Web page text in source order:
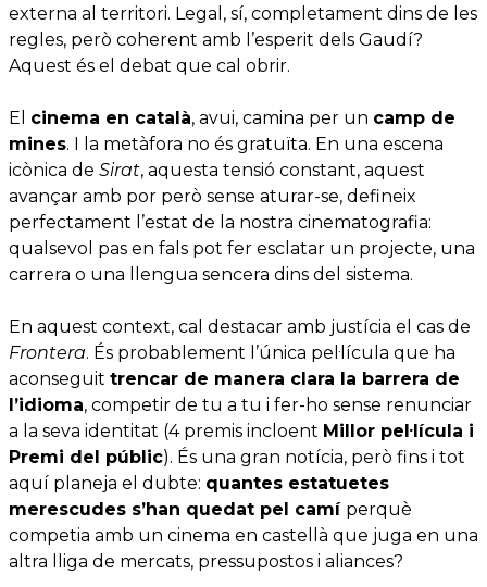
externa al territori. Legal, sí, completament dins de les
regles, però coherent amb l’esperit dels Gaudí?
Aquest és el debat que cal obrir.
El cinema en català, avui, camina per un camp de
mines. I la metàfora no és gratuïta. En una escena
icònica de Sirat, aquesta tensió constant, aquest
avançar amb por però sense aturar-se, defineix
perfectament l’estat de la nostra cinematografia:
qualsevol pas en fals pot fer esclatar un projecte, una
carrera o una llengua sencera dins del sistema.
En aquest context, cal destacar amb justícia el cas de
Frontera. És probablement l’única pel·lícula que ha
aconseguit trencar de manera clara la barrera de
l’idioma, competir de tu a tu i fer-ho sense renunciar
a la seva identitat (4 premis incloent Millor pel·lícula i
Premi del públic). És una gran notícia, però fins i tot
aquí planeja el dubte: quantes estatuetes
merescudes s’han quedat pel camí perquè
competia amb un cinema en castellà que juga en una
altra lliga de mercats, pressupostos i aliances?